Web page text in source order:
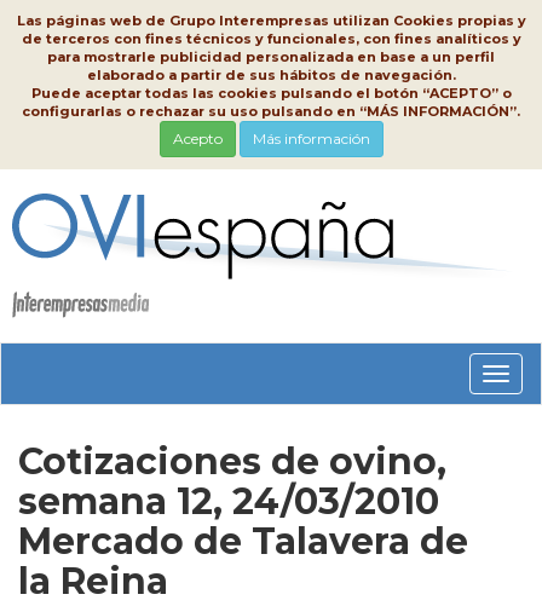
Las páginas web de Grupo Interempresas utilizan Cookies propias y
de terceros con fines técnicos y funcionales, con fines analíticos y
para mostrarle publicidad personalizada en base a un perfil
elaborado a partir de sus hábitos de navegación.
Puede aceptar todas las cookies pulsando el botón “ACEPTO” o
configurarlas o rechazar su uso pulsando en “MÁS INFORMACIÓN”.
Acepto Más información
Cotizaciones de ovino,
semana 12, 24/03/2010
Mercado de Talavera de
la Reina